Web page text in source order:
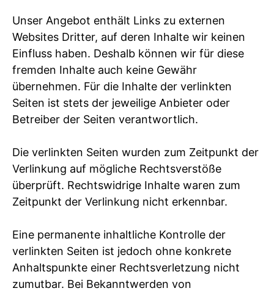
Unser Angebot enthält Links zu externen
Websites Dritter, auf deren Inhalte wir keinen
Einfluss haben. Deshalb können wir für diese
fremden Inhalte auch keine Gewähr
übernehmen. Für die Inhalte der verlinkten
Seiten ist stets der jeweilige Anbieter oder
Betreiber der Seiten verantwortlich.
Die verlinkten Seiten wurden zum Zeitpunkt der
Verlinkung auf mögliche Rechtsverstöße
überprüft. Rechtswidrige Inhalte waren zum
Zeitpunkt der Verlinkung nicht erkennbar.
Eine permanente inhaltliche Kontrolle der
verlinkten Seiten ist jedoch ohne konkrete
Anhaltspunkte einer Rechtsverletzung nicht
zumutbar. Bei Bekanntwerden von